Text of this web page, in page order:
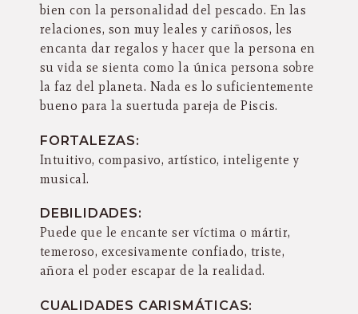
bien con la personalidad del pescado. En las
relaciones, son muy leales y cariñosos, les
encanta dar regalos y hacer que la persona en
su vida se sienta como la única persona sobre
la faz del planeta. Nada es lo suficientemente
bueno para la suertuda pareja de Piscis.
FORTALEZAS:
Intuitivo, compasivo, artístico, inteligente y
musical.
DEBILIDADES:
Puede que le encante ser víctima o mártir,
temeroso, excesivamente confiado, triste,
añora el poder escapar de la realidad.
CUALIDADES CARISMÁTICAS: